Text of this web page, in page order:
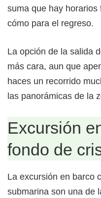
suma que hay horarios
cómo para el regreso.
La opción de la salida
más cara, aun que
haces un recorrido
las panorámicas de la
Excursión
fondo de
La excursión en barco
submarina son una de